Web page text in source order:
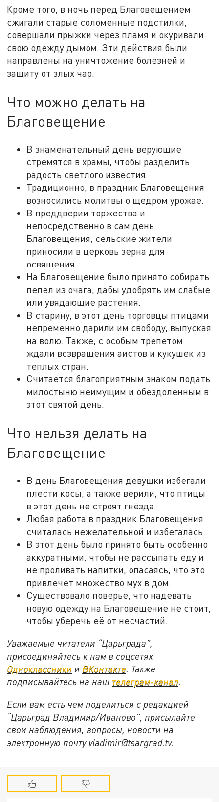
Кроме того, в ночь перед Благовещением
сжигали старые соломенные подстилки,
совершали прыжки через пламя и окуривали
свою одежду дымом. Эти действия были
направлены на уничтожение болезней и
защиту от злых чар.
Что можно делать на
Благовещение
В знаменательный день верующие
стремятся в храмы, чтобы разделить
радость светлого известия.
Традиционно, в праздник Благовещения
возносились молитвы о щедром урожае.
В преддверии торжества и
непосредственно в сам день
Благовещения, сельские жители
приносили в церковь зерна для
освящения.
На Благовещение было принято собирать
пепел из очага, дабы удобрять им слабые
или увядающие растения.
В старину, в этот день торговцы птицами
непременно дарили им свободу, выпуская
на волю. Также, с особым трепетом
ждали возвращения аистов и кукушек из
теплых стран.
Считается благоприятным знаком подать
милостыню неимущим и обездоленным в
этот святой день.
Что нельзя делать на
Благовещение
В день Благовещения девушки избегали
плести косы, а также верили, что птицы
в этот день не строят гнёзда.
Любая работа в праздник Благовещения
считалась нежелательной и избегалась.
В этот день было принято быть особенно
аккуратными, чтобы не рассыпать еду и
не проливать напитки, опасаясь, что это
привлечет множество мух в дом.
Существовало поверье, что надевать
новую одежду на Благовещение не стоит,
чтобы уберечь её от несчастий.
Уважаемые читатели “Царьграда”,
присоединяйтесь к нам в соцсетях
Одноклассники и ВКонтакте. Также
подписывайтесь на наш телеграм-канал.
Если вам есть чем поделиться с редакцией
“Царьград Владимир/Иваново”, присылайте
свои наблюдения, вопросы, новости на
электронную почту vladimir@tsargrad.tv.